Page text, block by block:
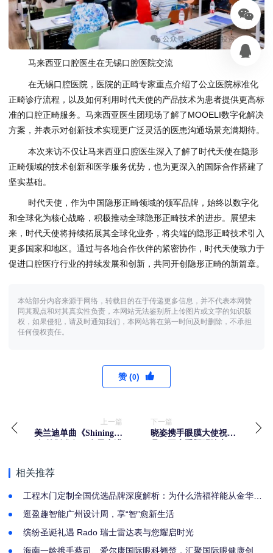
马来西亚口腔医生在无锡口腔医院交流
在无锡口腔医院，医院的正畸专家重点介绍了公立医院标准化
正畸诊疗流程，以及如何利用时代天使的产品技术为患者提供更高标
准的口腔正畸服务。马来西亚医生团现场了解了MOOELI数字化解决
方案，并表示对创新技术实现更广泛灵活的医患沟通场景充满期待。
本次来访不仅让马来西亚口腔医生深入了解了时代天使在隐形
正畸领域的技术创新和医学服务优势，也为更深入的国际合作搭建了
坚实基础。
时代天使，作为中国隐形正畸领域的领军品牌，始终以数字化
和全球化为核心战略，积极推动全球隐形正畸技术的进步。展望未
来，时代天使将持续拓展其全球化业务，将尖端的隐形正畸技术引入
更多国家和地区。通过与各地合作伙伴的紧密协作，时代天使致力于
促进口腔医疗行业的持续发展和创新，共同开创隐形正畸的新篇章。
本站部分内容来源于网络，转载目的在于传递更多信息，并不代表本网赞
同其观点和对其真实性负责，本网站无法鉴别所上传图片或文字的知识版
权，如果侵犯，请及时通知我们，本网站将在第一时间及时删除，不承担
任何侵权责任。
赞 (0)
上一篇
美兰迪单曲《Shining》
下一篇
晓姿携手眼膜大使祝绪
相关推荐
工程木门定制全国优选品牌深度解析：为什么浩福祥能从金华走
逛盈趣智能广州设计周，享“智”愈新生活
缤纷圣诞礼遇 Rado 瑞士雷达表与您耀启时光
海南一龄携手蔡司、爱尔康国际眼科翘楚，汇聚国际眼健康创新